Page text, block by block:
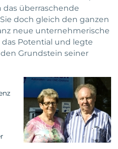
überraschende
doch gleich den ganzen
neue unternehmerische
Potential und legte
Grundstein seiner